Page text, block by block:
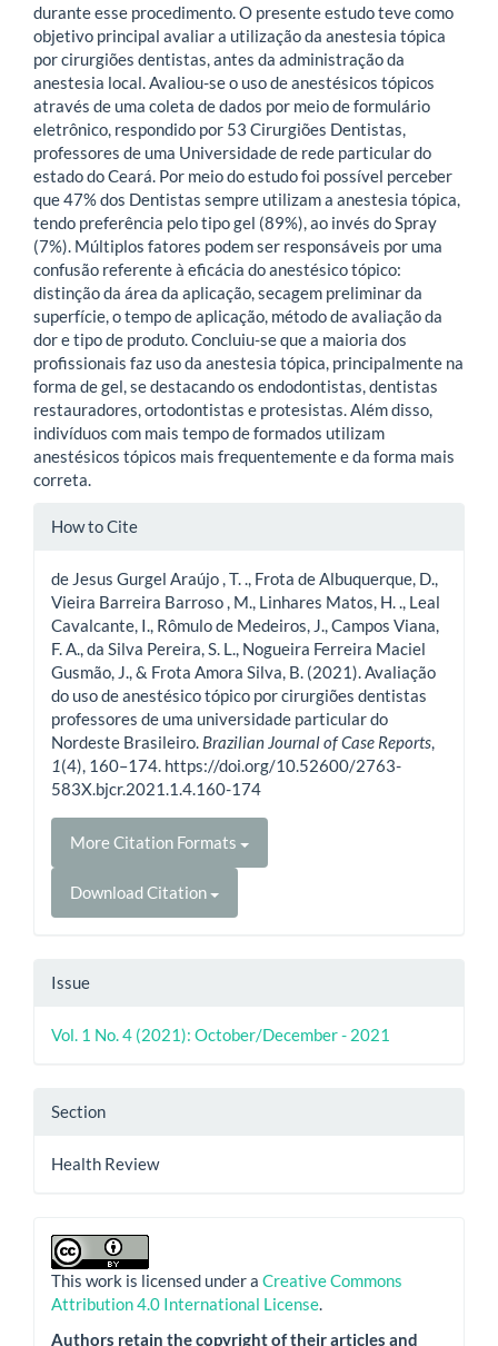
durante esse procedimento. O presente estudo teve como
objetivo principal avaliar a utilização da anestesia tópica
por cirurgiões dentistas, antes da administração da
anestesia local. Avaliou-se o uso de anestésicos tópicos
através de uma coleta de dados por meio de formulário
eletrônico, respondido por 53 Cirurgiões Dentistas,
professores de uma Universidade de rede particular do
estado do Ceará. Por meio do estudo foi possível perceber
que 47% dos Dentistas sempre utilizam a anestesia tópica,
tendo preferência pelo tipo gel (89%), ao invés do Spray
(7%). Múltiplos fatores podem ser responsáveis por uma
confusão referente à eficácia do anestésico tópico:
distinção da área da aplicação, secagem preliminar da
superfície, o tempo de aplicação, método de avaliação da
dor e tipo de produto. Concluiu-se que a maioria dos
profissionais faz uso da anestesia tópica, principalmente na
forma de gel, se destacando os endodontistas, dentistas
restauradores, ortodontistas e protesistas. Além disso,
indivíduos com mais tempo de formados utilizam
anestésicos tópicos mais frequentemente e da forma mais
correta.
Article
How to Cite
de Jesus Gurgel Araújo , T. ., Frota de Albuquerque, D.,
Vieira Barreira Barroso , M., Linhares Matos, H. ., Leal
Cavalcante, I., Rômulo de Medeiros, J., Campos Viana,
F. A., da Silva Pereira, S. L., Nogueira Ferreira Maciel
Gusmão, J., & Frota Amora Silva, B. (2021). Avaliação
do uso de anestésico tópico por cirurgiões dentistas
professores de uma universidade particular do
Nordeste Brasileiro. Brazilian Journal of Case Reports,
1(4), 160–174. https://doi.org/10.52600/2763-
583X.bjcr.2021.1.4.160-174
More Citation Formats
Download Citation
Issue
Vol. 1 No. 4 (2021): October/December - 2021
Section
Health Review
This work is licensed under a Creative Commons
Attribution 4.0 International License.
Authors retain the copyright of their articles and